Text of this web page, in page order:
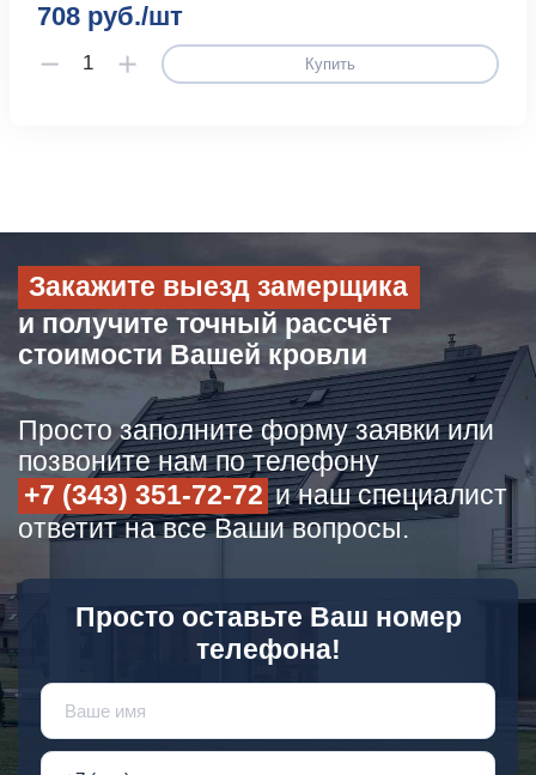
708 руб./шт
Купить
Закажите выезд замерщика
и получите точный рассчёт
стоимости Вашей кровли
Просто заполните форму заявки или
позвоните нам по телефону
+7 (343) 351-72-72 и наш специалист
ответит на все Ваши вопросы.
Просто оставьте Ваш номер
телефона!